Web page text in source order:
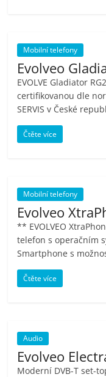
Mobilní telefony
Evolveo
EVOLVE Gladiator
certifikovanou dle
SERVIS v České
Čtěte více
Mobilní telefony
Evolveo
** EVOLVEO
telefon s operačním
Smartphone s
Čtěte více
Audio
Evolveo
Moderní DVB-T set-